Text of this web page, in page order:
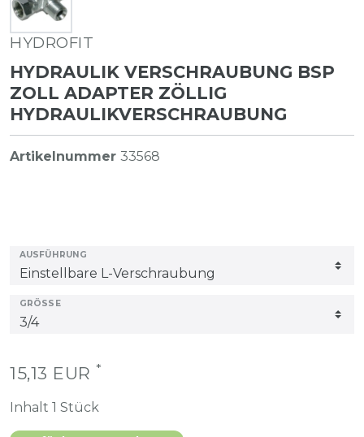
HYDROFIT
HYDRAULIK VERSCHRAUBUNG BSP
ZOLL ADAPTER ZÖLLIG
HYDRAULIKVERSCHRAUBUNG
Artikelnummer 33568
AUSFÜHRUNG
GRÖSSE
15,13 EUR *
Inhalt 1 Stück